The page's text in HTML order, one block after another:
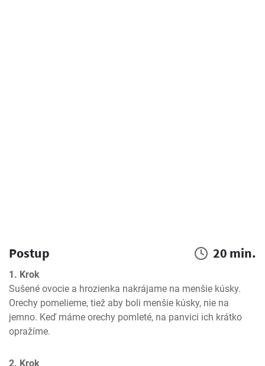
Postup 20 min.
1. Krok
Sušené ovocie a hrozienka nakrájame na menšie kúsky.
Orechy pomelieme, tiež aby boli menšie kúsky, nie na
jemno. Keď máme orechy pomleté, na panvici ich krátko
opražíme.
2. Krok